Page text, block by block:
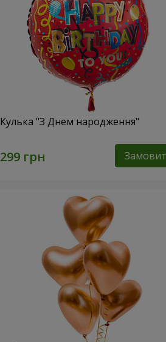
Кулька "З Днем народження"